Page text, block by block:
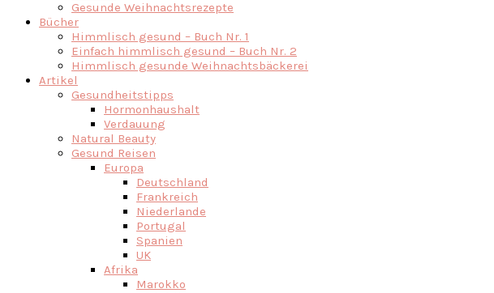
Gesunde Weihnachtsrezepte
Bücher
Himmlisch gesund – Buch Nr. 1
Einfach himmlisch gesund – Buch Nr. 2
Himmlisch gesunde Weihnachtsbäckerei
Artikel
Gesundheitstipps
Hormonhaushalt
Verdauung
Natural Beauty
Gesund Reisen
Europa
Deutschland
Frankreich
Niederlande
Portugal
Spanien
UK
Afrika
Marokko